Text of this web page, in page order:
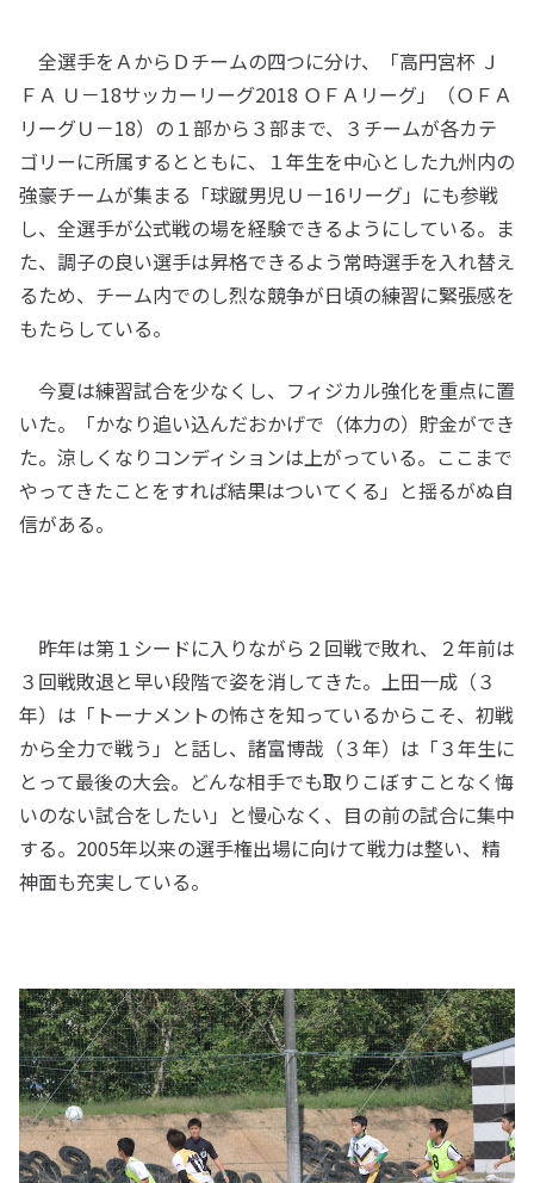
全選手をＡからＤチームの四つに分け、「高円宮杯 Ｊ
ＦＡ Ｕ－18サッカーリーグ2018 ＯＦＡリーグ」（ＯＦＡ
リーグＵ－18）の１部から３部まで、３チームが各カテ
ゴリーに所属するとともに、１年生を中心とした九州内の
強豪チームが集まる「球蹴男児Ｕ－16リーグ」にも参戦
し、全選手が公式戦の場を経験できるようにしている。ま
た、調子の良い選手は昇格できるよう常時選手を入れ替え
るため、チーム内でのし烈な競争が日頃の練習に緊張感を
もたらしている。
今夏は練習試合を少なくし、フィジカル強化を重点に置
いた。「かなり追い込んだおかげで（体力の）貯金ができ
た。涼しくなりコンディションは上がっている。ここまで
やってきたことをすれば結果はついてくる」と揺るがぬ自
信がある。
昨年は第１シードに入りながら２回戦で敗れ、２年前は
３回戦敗退と早い段階で姿を消してきた。上田一成（３
年）は「トーナメントの怖さを知っているからこそ、初戦
から全力で戦う」と話し、諸富博哉（３年）は「３年生に
とって最後の大会。どんな相手でも取りこぼすことなく悔
いのない試合をしたい」と慢心なく、目の前の試合に集中
する。2005年以来の選手権出場に向けて戦力は整い、精
神面も充実している。